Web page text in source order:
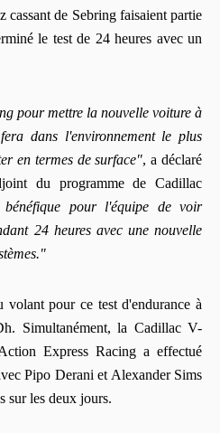
cassant de Sebring faisaient partie
le test de 24 heures avec un
pour mettre la nouvelle voiture à
dans l'environnement le plus
en termes de surface", a déclaré
du programme de Cadillac
bénéfique pour l'équipe de voir
24 heures avec une nouvelle
volant pour ce test d'endurance à
Simultanément, la Cadillac V-
Express Racing a effectué
Pipo Derani et Alexander Sims
sur les deux jours.